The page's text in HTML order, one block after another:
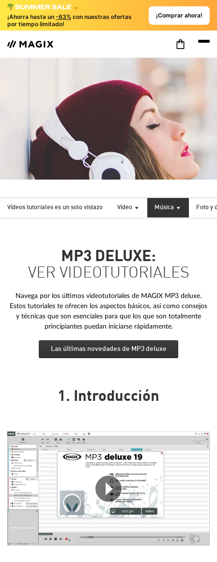
¡Ahorra hasta un -63% con nuestras ofertas
por tiempo limitado!
¡Comprar ahora!
Vídeos tutoriales es un solo vistazo Vídeo Música Foto y
MP3 DELUXE:
VER VIDEOTUTORIALES
Navega por los últimos videotutoriales de MAGIX MP3 deluxe.
Estos tutoriales te ofrecen los aspectos básicos, así como consejos
y técnicas que son esenciales para que los que son totalmente
principiantes puedan iniciarse rápidamente.
Las últimas novedades de MP3 deluxe
1. Introducción